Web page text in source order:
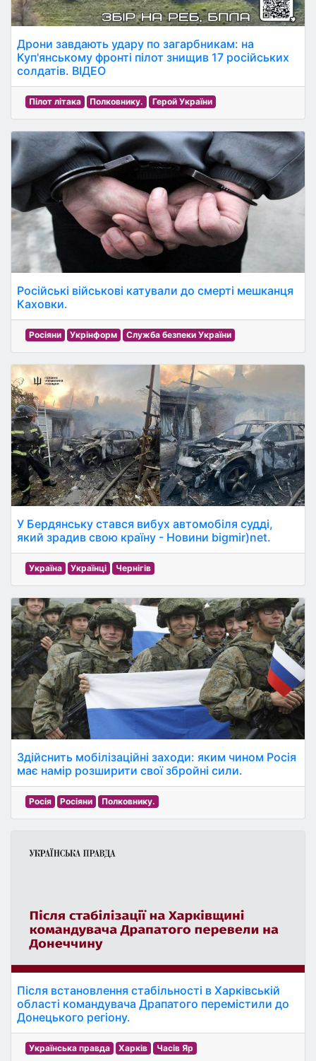
Дрони завдають удару по загарбникам: на
Куп'янському фронті пілот знищив 17 російських
солдатів. ВІДЕО
Пілот літака Полковнику. Герой України
Російські військові катували до смерті мешканця
Каховки.
Росіяни Укрінформ Служба безпеки України
У Бердянську стався вибух автомобіля судді,
який зрадив свою країну - Новини bigmir)net.
Україна Українці Чернігів
Здійснить мобілізаційні заходи: яким чином Росія
має намір розширити свої збройні сили.
Росія Росіяни Полковнику.
Після встановлення стабільності в Харківській
області командувача Драпатого перемістили до
Донецького регіону.
Українська правда Харків Часів Яр